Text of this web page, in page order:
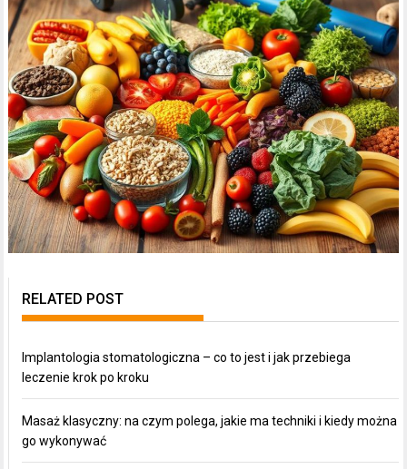
RELATED POST
Implantologia stomatologiczna – co to jest i jak przebiega
leczenie krok po kroku
Masaż klasyczny: na czym polega, jakie ma techniki i kiedy można
go wykonywać